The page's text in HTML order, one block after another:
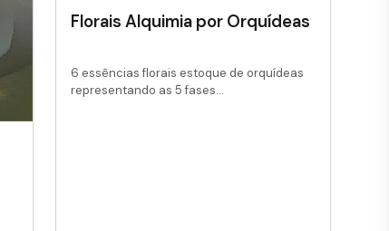
Florais Alquimia por Orquídeas
6 essências florais estoque de orquídeas
representando as 5 fases...